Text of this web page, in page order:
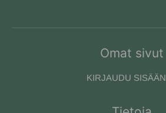
Omat sivut
KIRJAUDU SISÄÄN